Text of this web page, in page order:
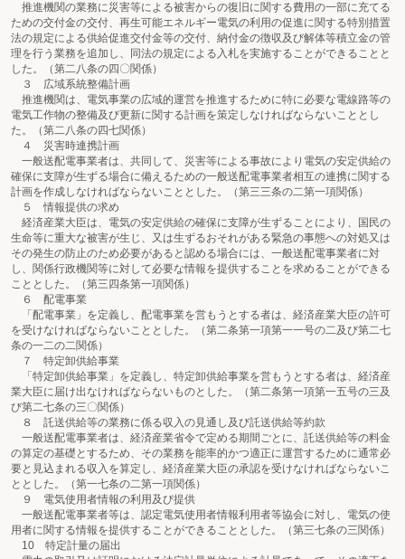
推進機関の業務に災害等による被害からの復旧に関する費用の一部に充てる
ための交付金の交付、再生可能エネルギー電気の利用の促進に関する特別措置
法の規定による供給促進交付金等の交付、納付金の徴収及び解体等積立金の管
理を行う業務を追加し、同法の規定による入札を実施することができることと
した。（第二八条の四〇関係）
３ 広域系統整備計画
推進機関は、電気事業の広域的運営を推進するために特に必要な電線路等の
電気工作物の整備及び更新に関する計画を策定しなければならないこととし
た。（第二八条の四七関係）
４ 災害時連携計画
一般送配電事業者は、共同して、災害等による事故により電気の安定供給の
確保に支障が生ずる場合に備えるための一般送配電事業者相互の連携に関する
計画を作成しなければならないこととした。（第三三条の二第一項関係）
５ 情報提供の求め
経済産業大臣は、電気の安定供給の確保に支障が生ずることにより、国民の
生命等に重大な被害が生じ、又は生ずるおそれがある緊急の事態への対処又は
その発生の防止のため必要があると認める場合には、一般送配電事業者に対
し、関係行政機関等に対して必要な情報を提供することを求めることができる
こととした。（第三四条第一項関係）
６ 配電事業
「配電事業」を定義し、配電事業を営もうとする者は、経済産業大臣の許可
を受けなければならないこととした。（第二条第一項第一一号の二及び第二七
条の一二の二関係）
７ 特定卸供給事業
「特定卸供給事業」を定義し、特定卸供給事業を営もうとする者は、経済産
業大臣に届け出なければならないものとした。（第二条第一項第一五号の三及
び第二七条の三〇関係）
８ 託送供給等の業務に係る収入の見通し及び託送供給等約款
一般送配電事業者は、経済産業省令で定める期間ごとに、託送供給等の料金
の算定の基礎とするため、その業務を能率的かつ適正に運営するために通常必
要と見込まれる収入を算定し、経済産業大臣の承認を受けなければならないこ
ととした。（第一七条の二第一項関係）
９ 電気使用者情報の利用及び提供
一般送配電事業者等は、認定電気使用者情報利用者等協会に対し、電気の使
用者に関する情報を提供することができることとした。（第三七条の三関係）
10 特定計量の届出